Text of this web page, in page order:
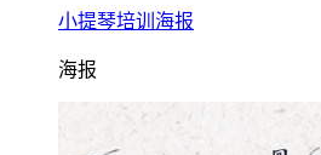
小提琴培训海报
海报